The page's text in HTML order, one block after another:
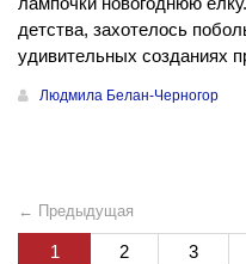
детства, захотелось
удивительных созданиях
Людмила Белан-Черногор
← Предыдущая
1 2 3